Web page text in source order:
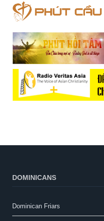
DOMINICANS
Dominican Friars